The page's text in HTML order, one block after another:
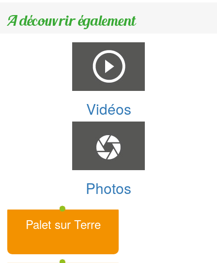
A découvrir également
Vidéos
Photos
Palet sur Terre